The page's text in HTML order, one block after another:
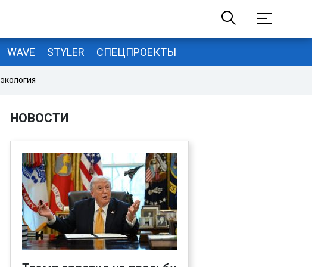
WAVE STYLER СПЕЦПРОЕКТЫ
ЭКОЛОГИЯ
НОВОСТИ